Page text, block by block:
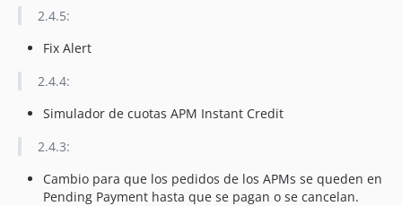
2.4.5:
Fix Alert
2.4.4:
Simulador de cuotas APM Instant Credit
2.4.3:
Cambio para que los pedidos de los APMs se queden en
Pending Payment hasta que se pagan o se cancelan.